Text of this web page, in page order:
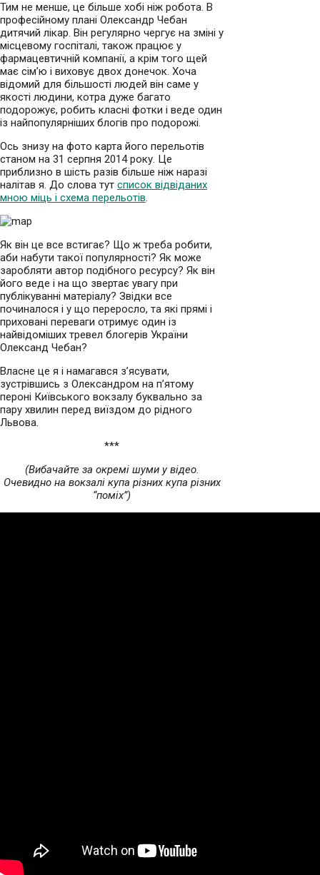
Тим не менше, це більше хобі ніж робота. В
професійному плані Олександр Чебан
дитячий лікар. Він регулярно чергує на зміні у
місцевому госпіталі, також працює у
фармацевтичній компанії, а крім того щей
має сім’ю і виховує двох донечок. Хоча
відомий для більшості людей він саме у
якості людини, котра дуже багато
подорожує, робить класні фотки і веде один
із найпопулярніших блогів про подорожі.
Ось знизу на фото карта його перельотів
станом на 31 серпня 2014 року. Це
приблизно в шість разів більше ніж наразі
налітав я. До слова тут список відвіданих
мною міць і схема перельотів.
Як він це все встигає? Що ж треба робити,
аби набути такої популярності? Як може
заробляти автор подібного ресурсу? Як він
його веде і на що звертає увагу при
публікуванні матеріалу? Звідки все
починалося і у що переросло, та які прямі і
приховані переваги отримує один із
найвідоміших тревел блогерів України
Олександ Чебан?
Власне це я і намагався з’ясувати,
зустрівшись з Олександром на п’ятому
пероні Київського вокзалу буквально за
пару хвилин перед виїздом до рідного
Львова.
***
(Вибачайте за окремі шуми у відео.
Очевидно на вокзалі купа різних купа різних
“поміх”)